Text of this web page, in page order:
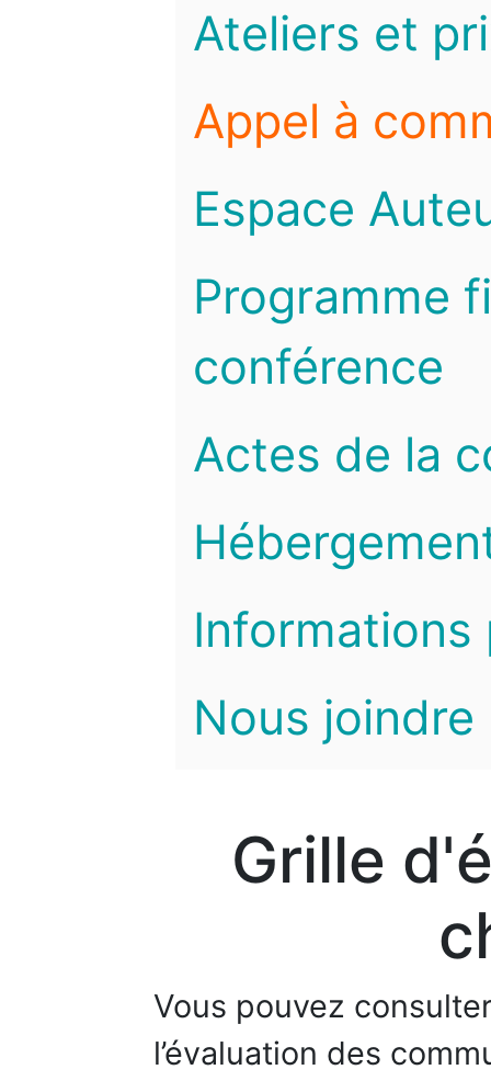
Ateliers et
Appel à
Espace
Programme
conférence
Actes de la
Informations
Nous joindre
Grille
Vous pouvez
l’évaluation des